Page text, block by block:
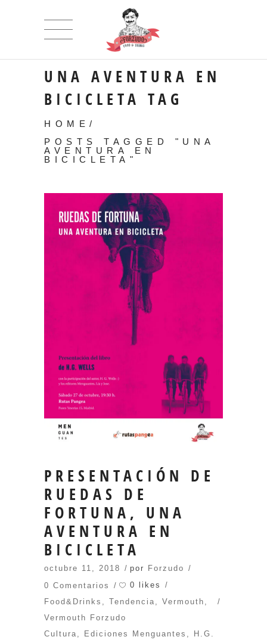
UNA AVENTURA EN
BICICLETA TAG
HOME /
POSTS TAGGED "UNA
AVENTURA EN
BICICLETA"
PRESENTACIÓN DE
RUEDAS DE
FORTUNA, UNA
AVENTURA EN
BICICLETA
octubre 11, 2018 por
Forzudo
0 Comentarios
0 likes
Food&Drinks , Tendencia, Vermouth ,
Vermouth Forzudo
Cultura, Ediciones Menguantes ,
H.G.